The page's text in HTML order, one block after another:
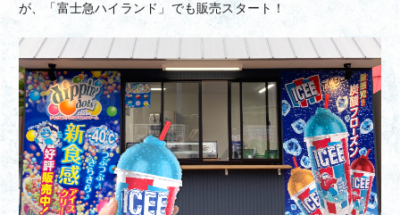
が、「富士急ハイランド」でも販売スタート！